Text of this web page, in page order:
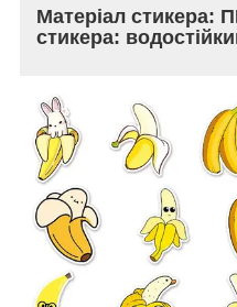
Матеріал стикера:
стикера: